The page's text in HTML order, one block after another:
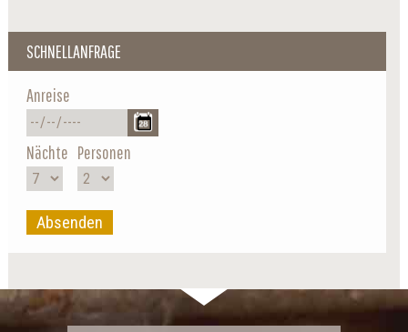
SCHNELLANFRAGE
Anreise
Nächte Personen
Absenden